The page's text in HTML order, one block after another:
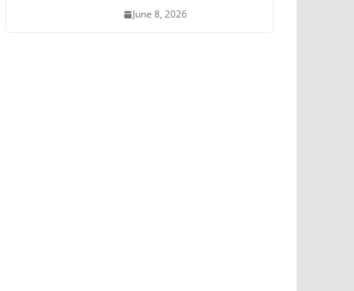
June 8, 2026